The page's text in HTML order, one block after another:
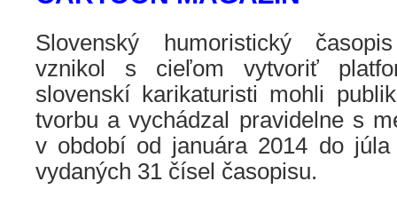
Slovenský humoristický
vznikol s cieľom vytvoriť
slovenskí karikaturisti mohli
tvorbu a vychádzal pravidelne s
v období od januára 2014 do
vydaných 31 čísel časopisu.